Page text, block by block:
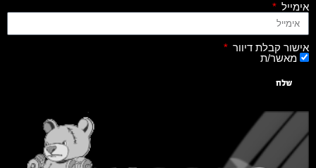
אימייל
אישור קבלת דיוור
מאשר/ת
שלח